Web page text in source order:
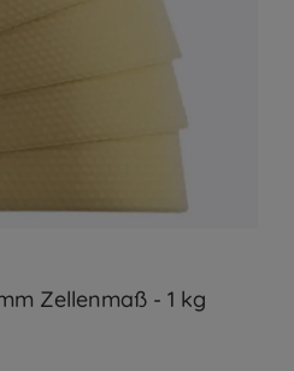
Zellenmaß - 1 kg